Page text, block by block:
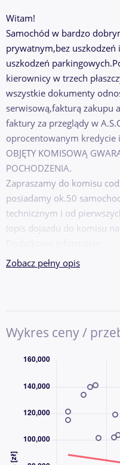
Witam!
Samochód w bardzo
prywatnym,bez uszkodzeń
uszkodzeń
kierownicy w trzech
wszystkie dokumenty
serwisową,fakturą zakupu
faktury za przeglądy w
oprocentowanym kredycie
OBJĘTY KOMISOWĄ
POCHODZENIA.
Zapraszamy do komisu
posiadamy ok.50
technicznym i od
(opis dojazdu do komisu
poduszki: - szt. 4
Zobacz pełny opis
Wykres ceny /